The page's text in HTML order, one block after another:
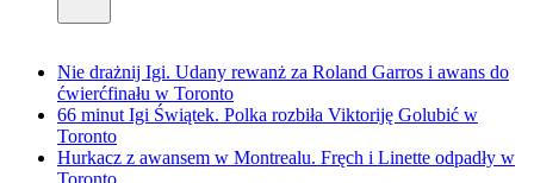
Nie drażnij Igi. Udany rewanż za Roland Garros i awans do
ćwierćfinału w Toronto
66 minut Igi Świątek. Polka rozbiła Viktoriję Golubić w
Toronto
Hurkacz z awansem w Montrealu. Fręch i Linette odpadły w
Toronto